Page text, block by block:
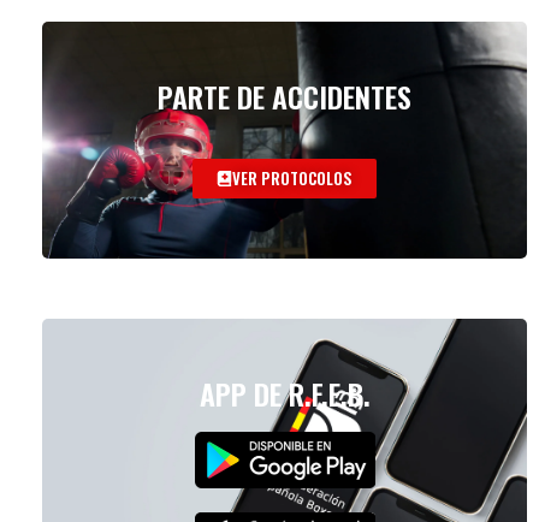
PARTE DE ACCIDENTES
VER PROTOCOLOS
APP DE R.F.E.B.